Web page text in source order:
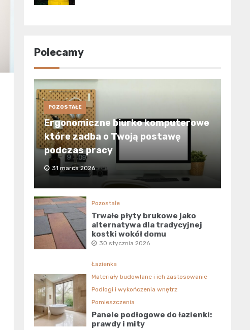
Polecamy
POZOSTAŁE
Ergonomiczne biurko komputerowe
które zadba o Twoją postawę
podczas pracy
31 marca 2026
Pozostałe
Trwałe płyty brukowe jako
alternatywa dla tradycyjnej
kostki wokół domu
30 stycznia 2026
Łazienka
Materiały budowlane i ich zastosowanie
Podłogi i wykończenia wnętrz
Pomieszczenia
Panele podłogowe do łazienki:
prawdy i mity